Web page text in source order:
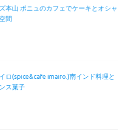
本山 ボニュのカフェでケーキとオシャ
間
ロ(spice&cafe imairo.)南インド料理と
ス菓子